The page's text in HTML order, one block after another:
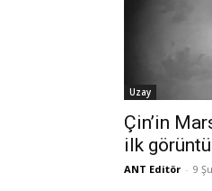
Uzay
Çin’in
ilk
ANT Editör - 9